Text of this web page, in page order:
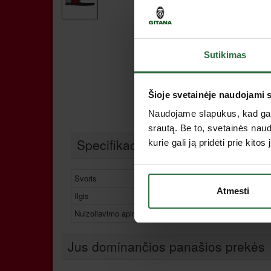
Sutikimas
Šioje svetainėje naudojami
Naudojame slapukus, kad
srautą. Be to, svetainės
kurie gali ją pridėti prie kitos
Atmesti
Specifikacija
Svoris
125 g
Ilgis
180 mm
Nuizoliavimo apimtis
Jus dominančios panašios prekės